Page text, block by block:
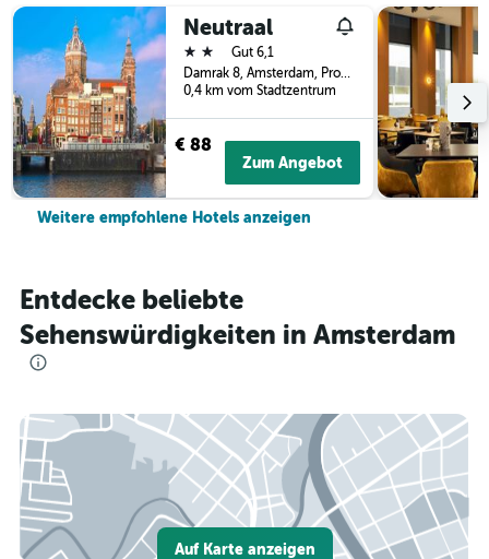
Neutraal
2 SterneGut 6,1
Damrak 8, Amsterdam, Provinz Nordholland, Niederlande
0,4 km vom Stadtzentrum
€ 88
Zum Angebot
Weitere empfohlene Hotels anzeigen
Entdecke beliebte
Sehenswürdigkeiten in Amsterdam
Auf Karte anzeigen